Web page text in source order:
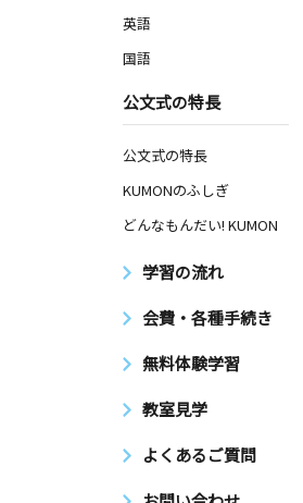
英語
国語
公文式の特長
公文式の特長
KUMONのふしぎ
どんなもんだい! KUMON
学習の流れ
会費・各種手続き
無料体験学習
教室見学
よくあるご質問